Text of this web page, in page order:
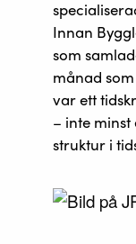
Innan
som
månad
var ett
– inte
struktur i